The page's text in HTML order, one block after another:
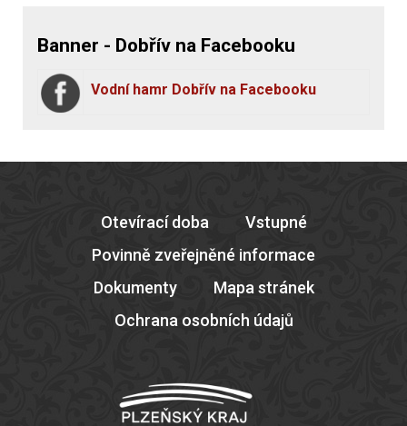
Banner - Dobřív na Facebooku
Vodní hamr Dobřív na Facebooku
Otevírací doba
Vstupné
Povinně zveřejněné informace
Dokumenty
Mapa stránek
Ochrana osobních údajů